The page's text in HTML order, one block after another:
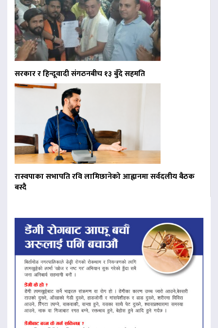
सरकार र हिन्दूवादी संगठनबीच १३ बुँदे सहमति
रास्वपाका सभापति रवि लामिछानेको आह्वानमा सर्वदलीय बैठक
बस्दै